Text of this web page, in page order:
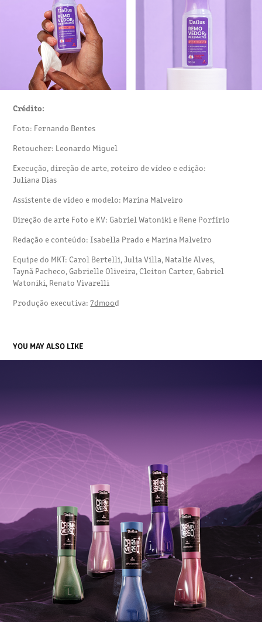
Crédito:
Foto: Fernando Bentes
Retoucher: Leonardo Miguel​​​​​​​
Execução, direção de arte, roteiro de vídeo e edição:
Juliana Dias
Assistente de vídeo e modelo: Marina Malveiro
Direção de arte Foto e KV: Gabriel Watoniki e Rene Porfírio
Redação e conteúdo: Isabella Prado e Marina Malveiro
Equipe do MKT: Carol Bertelli, Julia Villa, Natalie Alves,
Taynã Pacheco, Gabrielle Oliveira, Cleiton Carter, Gabriel
Watoniki, Renato Vivarelli
Produção executiva:7dmood
YOU MAY ALSO LIKE
CAMPANHA CARNAVERSO
2023